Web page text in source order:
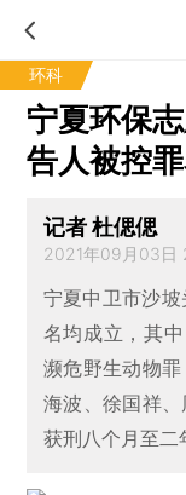
环科
宁夏环保
告人被控
记者 杜偲偲
2021年09月03日
宁夏中卫市沙
名均成立，其
濒危野生动物
海波、徐国祥
获刑八个月至二